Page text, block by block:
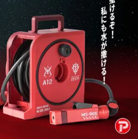
ザクⅡ」をイメージした散水ホース
パーソナルマークやジオン公国軍の